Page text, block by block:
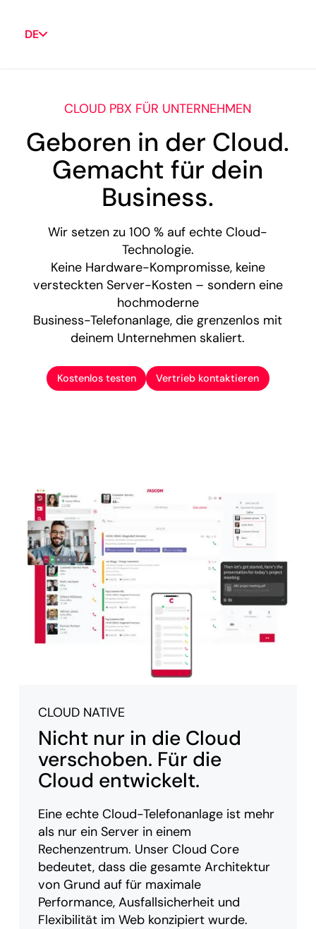
DE
CLOUD PBX FÜR UNTERNEHMEN
Geboren in der Cloud.
Gemacht für dein
Business.
Wir setzen zu 100 % auf echte Cloud-
Technologie.
Keine Hardware-Kompromisse, keine
versteckten Server-Kosten – sondern eine
hochmoderne
Business-Telefonanlage, die grenzenlos mit
deinem Unternehmen skaliert.
Kostenlos testen Vertrieb kontaktieren
CLOUD NATIVE
Nicht nur in die Cloud
verschoben. Für die
Cloud entwickelt.
Eine echte Cloud-Telefonanlage ist mehr
als nur ein Server in einem
Rechenzentrum. Unser Cloud Core
bedeutet, dass die gesamte Architektur
von Grund auf für maximale
Performance, Ausfallsicherheit und
Flexibilität im Web konzipiert wurde.